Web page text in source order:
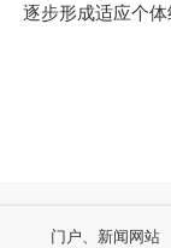
逐步形成适应个体
门户、新闻网站